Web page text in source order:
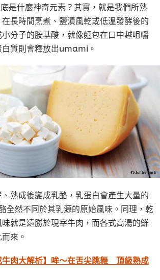
是什麼神奇元素？其實，就是我們所熟
長時間烹煮、鹽漬風乾或低溫發酵後的
分子的胺基酸，就像麵包在口中越咀嚼
質則會釋放出umami。
熟成後變成乳酪，乳蛋白會產生大量的
全然不同於其乳源的原始風味。同理，乾
就是遠勝於現宰牛肉，而各式高湯的鮮
來。
牛肉大解析】哞～在舌尖跳舞 頂級熟成